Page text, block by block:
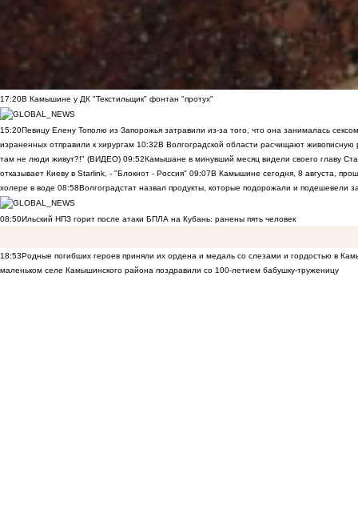
17:20В Камышине у ДК "Текстильщик" фонтан "протух"
15:20Певицу Елену Тополю из Запорожья затравили из-за того, что она занималась
израненных отправили к хирургам 10:32В Волгоградской области расчищают
там не люди живут?!" (ВИДЕО) 09:52Камышане в минувший месяц видели своего главу
отказывает Киеву в Starlink, - "Блокнот - Россия" 09:07В Камышине сегодня, 8 августа,
холере в воде 08:58Волгоградстат назвал продукты, которые подорожали и подешевели
08:50Ильский НПЗ горит после атаки БПЛА на Кубань: ранены пять человек
18:53Родные погибших героев приняли их ордена и медаль со слезами и гордостью в
маленьком селе Камышинского района поздравили со 100-летием бабушку-труженицу